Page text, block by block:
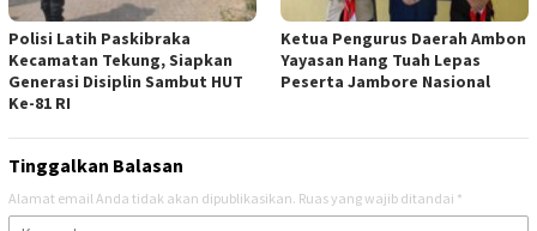
Polisi Latih Paskibraka
Kecamatan Tekung, Siapkan
Generasi Disiplin Sambut HUT
Ke-81 RI
Ketua Pengurus Daerah Ambon
Yayasan Hang Tuah Lepas
Peserta Jambore Nasional
Tinggalkan Balasan
Alamat email Anda tidak akan dipublikasikan. Ruas yang wajib ditandai *